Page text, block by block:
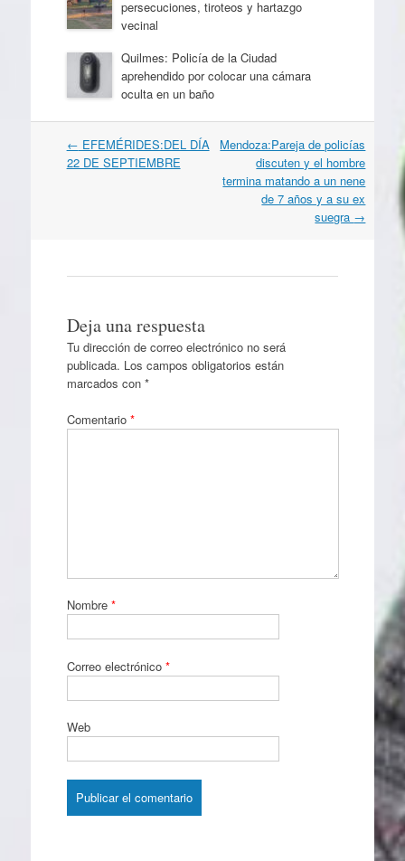
persecuciones, tiroteos y hartazgo
vecinal
Quilmes: Policía de la Ciudad
aprehendido por colocar una cámara
oculta en un baño
Navegación
por
← EFEMÉRIDES:DEL DÍA
22 DE SEPTIEMBRE
Mendoza:Pareja de policías
discuten y el hombre
termina matando a un nene
de 7 años y a su ex
suegra →
Deja una respuesta
Tu dirección de correo electrónico no será
publicada. Los campos obligatorios están
marcados con *
Comentario *
Nombre *
Correo electrónico *
Web